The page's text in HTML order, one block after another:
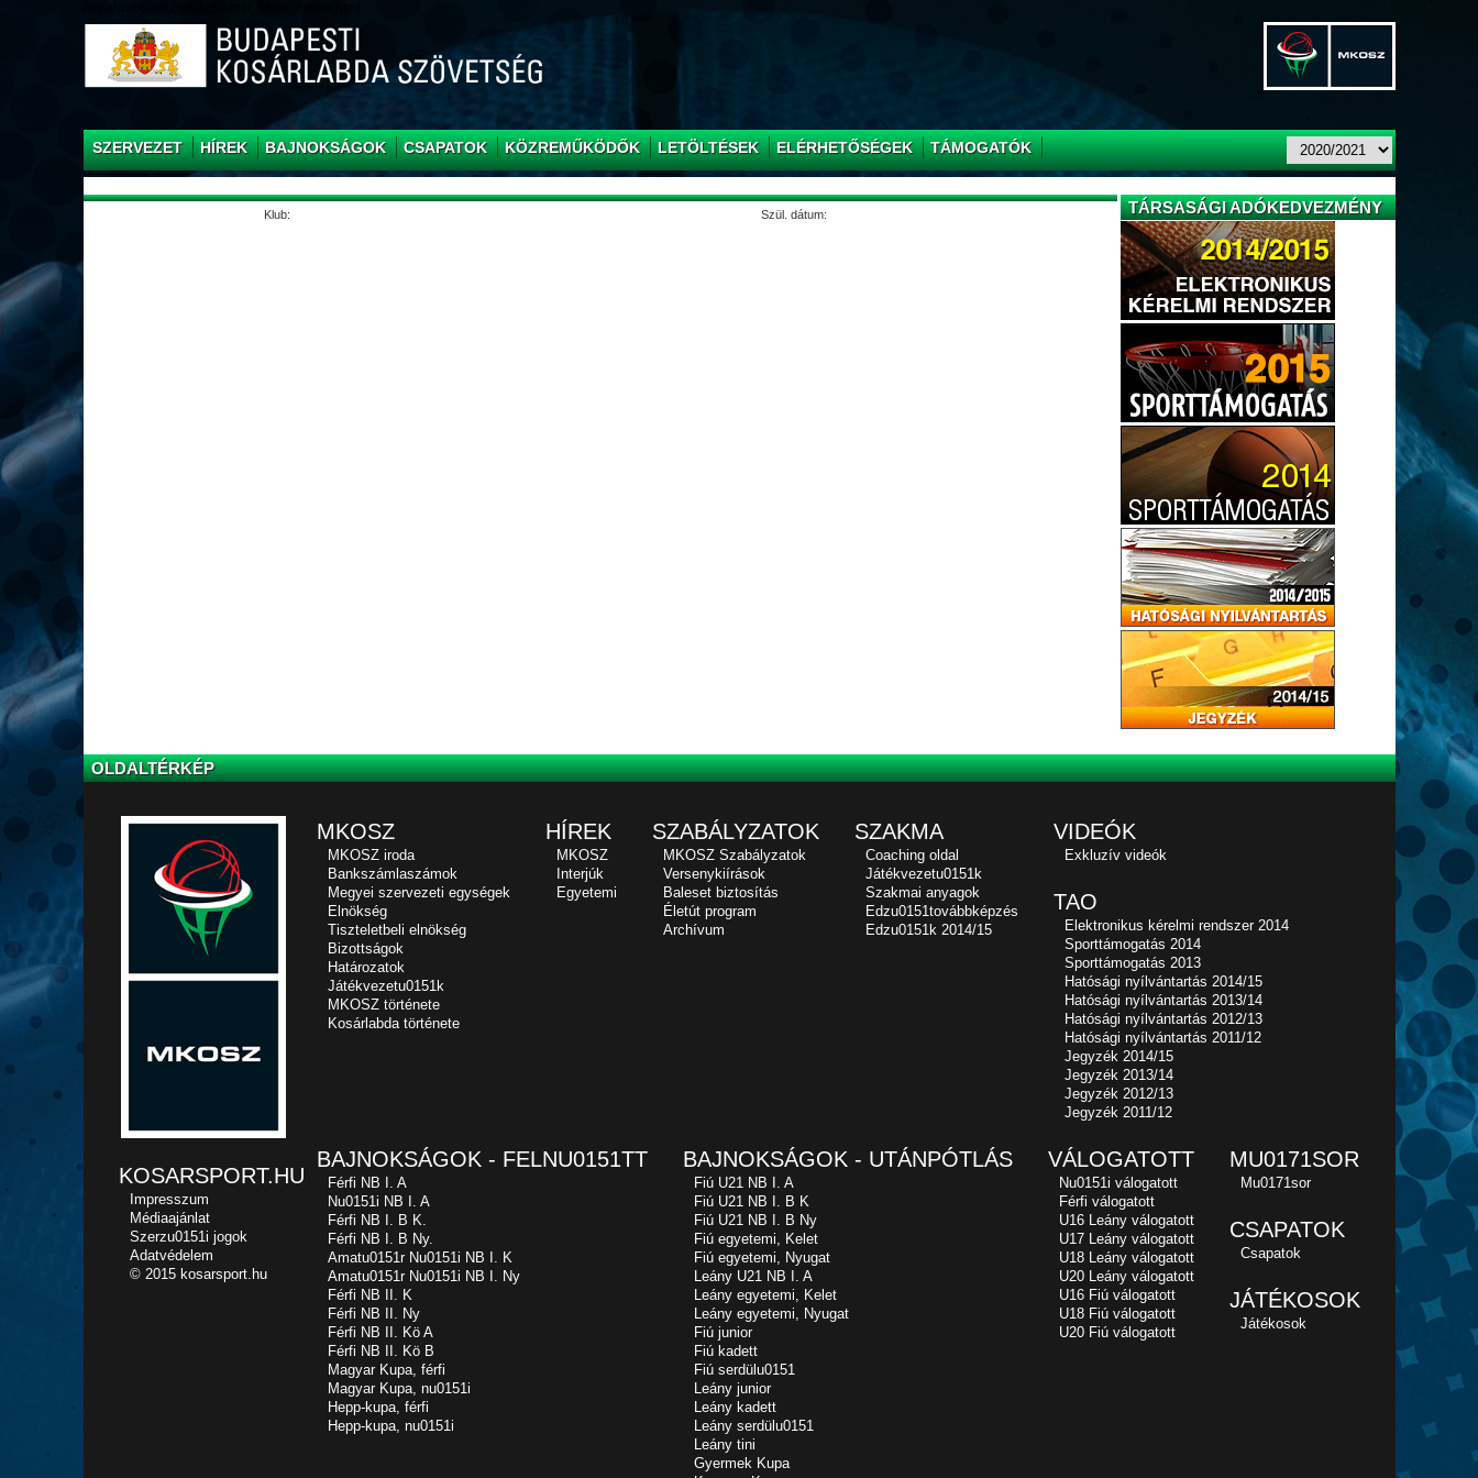
SZERVEZET HÍREK BAJNOKSÁGOK CSAPATOK KÖZREMŰKÖDŐK LETÖLTÉSEK ELÉRHETŐSÉGEK TÁMOGATÓK
Klub: Szül. dátum: TÁRSASÁGI ADÓKEDVEZMÉNY
OLDALTÉRKÉP
MKOSZ
MKOSZ iroda
Bankszámlaszámok
Megyei szervezeti egységek
Elnökség
Tiszteletbeli elnökség
Bizottságok
Határozatok
Játékvezetu0151k
MKOSZ története
Kosárlabda története
HÍREK
MKOSZ
Interjúk
Egyetemi
SZABÁLYZATOK
MKOSZ Szabályzatok
Versenykiírások
Baleset biztosítás
Életút program
Archívum
SZAKMA
Coaching oldal
Játékvezetu0151k
Szakmai anyagok
Edzu0151továbbképzés
Edzu0151k 2014/15
VIDEÓK
Exkluzív videók
TAO
Elektronikus kérelmi rendszer 2014
Sporttámogatás 2014
Sporttámogatás 2013
Hatósági nyílvántartás 2014/15
Hatósági nyílvántartás 2013/14
Hatósági nyílvántartás 2012/13
Hatósági nyílvántartás 2011/12
Jegyzék 2014/15
Jegyzék 2013/14
Jegyzék 2012/13
Jegyzék 2011/12
BAJNOKSÁGOK - FELNU0151TT
Férfi NB I. A
Nu0151i NB I. A
Férfi NB I. B K.
Férfi NB I. B Ny.
Amatu0151r Nu0151i NB I. K
Amatu0151r Nu0151i NB I. Ny
Férfi NB II. K
Férfi NB II. Ny
Férfi NB II. Kö A
Férfi NB II. Kö B
Magyar Kupa, férfi
Magyar Kupa, nu0151i
Hepp-kupa, férfi
Hepp-kupa, nu0151i
BAJNOKSÁGOK - UTÁNPÓTLÁS
Fiú U21 NB I. A
Fiú U21 NB I. B K
Fiú U21 NB I. B Ny
Fiú egyetemi, Kelet
Fiú egyetemi, Nyugat
Leány U21 NB I. A
Leány egyetemi, Kelet
Leány egyetemi, Nyugat
Fiú junior
Fiú kadett
Fiú serdülu0151
Leány junior
Leány kadett
Leány serdülu0151
Leány tini
Gyermek Kupa
VÁLOGATOTT
Nu0151i válogatott
Férfi válogatott
U16 Leány válogatott
U17 Leány válogatott
U18 Leány válogatott
U20 Leány válogatott
U16 Fiú válogatott
U18 Fiú válogatott
U20 Fiú válogatott
MU0171SOR
Mu0171sor
CSAPATOK
Csapatok
JÁTÉKOSOK
Játékosok
KOSARSPORT.HU
Impresszum
Médiaajánlat
Szerzu0151i jogok
Adatvédelem
© 2015 kosarsport.hu